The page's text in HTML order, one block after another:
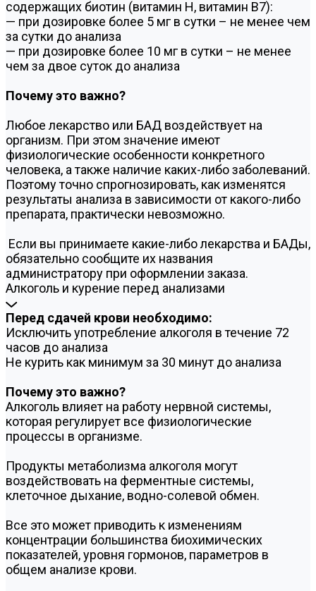
содержащих биотин (витамин Н, витамин В7):
— при дозировке более 5 мг в сутки – не менее чем
за сутки до анализа
— при дозировке более 10 мг в сутки – не менее
чем за двое суток до анализа
Почему это важно?
Любое лекарство или БАД воздействует на
организм. При этом значение имеют
физиологические особенности конкретного
человека, а также наличие каких-либо заболеваний.
Поэтому точно спрогнозировать, как изменятся
результаты анализа в зависимости от какого-либо
препарата, практически невозможно.
Если вы принимаете какие-либо лекарства и БАДы,
обязательно сообщите их названия
администратору при оформлении заказа.
Алкоголь и курение перед анализами
Перед сдачей крови необходимо:
Исключить употребление алкоголя в течение 72
часов до анализа
Не курить как минимум за 30 минут до анализа
Почему это важно?
Алкоголь влияет на работу нервной системы,
которая регулирует все физиологические
процессы в организме.
Продукты метаболизма алкоголя могут
воздействовать на ферментные системы,
клеточное дыхание, водно-солевой обмен.
Все это может приводить к изменениям
концентрации большинства биохимических
показателей, уровня гормонов, параметров в
общем анализе крови.